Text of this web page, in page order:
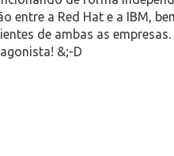
entre a Red Hat e a IBM,
de ambas as empresas.
&;-D